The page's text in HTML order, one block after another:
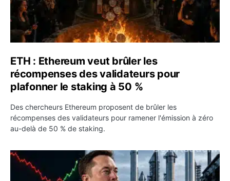
ETH : Ethereum veut brûler les
récompenses des validateurs pour
plafonner le staking à 50 %
Des chercheurs Ethereum proposent de brûler les
récompenses des validateurs pour ramener l'émission à zéro
au-delà de 50 % de staking.
SPCX : SpaceX publie 7,8 milliards de dollars de